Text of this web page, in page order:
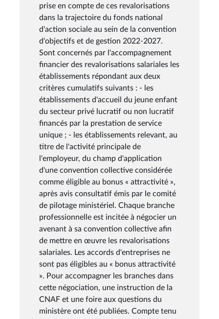
prise en compte de ces revalorisations
dans la trajectoire du fonds national
d'action sociale au sein de la convention
d'objectifs et de gestion 2022-2027.
Sont concernés par l'accompagnement
financier des revalorisations salariales les
établissements répondant aux deux
critères cumulatifs suivants : - les
établissements d'accueil du jeune enfant
du secteur privé lucratif ou non lucratif
financés par la prestation de service
unique ; - les établissements relevant, au
titre de l'activité principale de
l'employeur, du champ d'application
d'une convention collective considérée
comme éligible au bonus « attractivité »,
après avis consultatif émis par le comité
de pilotage ministériel. Chaque branche
professionnelle est incitée à négocier un
avenant à sa convention collective afin
de mettre en œuvre les revalorisations
salariales. Les accords d'entreprises ne
sont pas éligibles au « bonus attractivité
». Pour accompagner les branches dans
cette négociation, une instruction de la
CNAF et une foire aux questions du
ministère ont été publiées. Compte tenu